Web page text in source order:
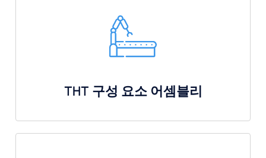
THT 구성 요소 어셈블리